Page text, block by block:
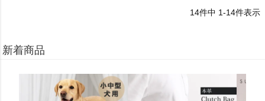
14件中 1-14件表示
新着商品